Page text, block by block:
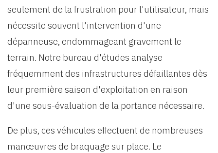
seulement de la frustration pour l'utilisateur, mais
nécessite souvent l'intervention d'une
dépanneuse, endommageant gravement le
terrain. Notre bureau d'études analyse
fréquemment des infrastructures défaillantes dès
leur première saison d'exploitation en raison
d'une sous-évaluation de la portance nécessaire.
De plus, ces véhicules effectuent de nombreuses
manœuvres de braquage sur place. Le